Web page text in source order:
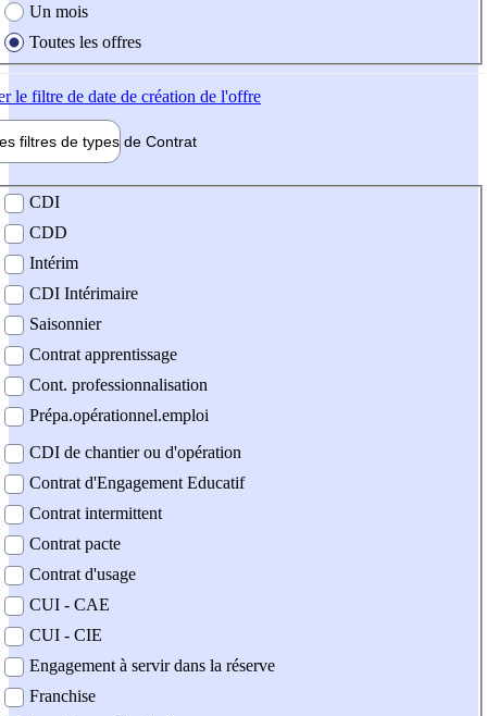
Un mois
Toutes les offres
le filtre de date de création de l'offre
filtres de types de Contrat
contrat
CDI
CDD
Intérim
CDI Intérimaire
Saisonnier
Contrat apprentissage
Cont. professionnalisation
Prépa.opérationnel.emploi
CDI de chantier ou d'opération
Contrat d'Engagement Educatif
Contrat intermittent
Contrat pacte
Contrat d'usage
CUI - CAE
CUI - CIE
Engagement à servir dans la réserve
Franchise